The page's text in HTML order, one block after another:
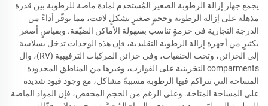
يجمع جهاز إزالة الرطوبة الصغير المُستخدم لمادة ماصة للرطوبة بين قدرة
مذهلة على إزالة الرطوبة وحجمٍ صغيرٍ بشكلٍ لافت، مما يوفّر أداءً من
الدرجة التجارية في حزمةٍ تناسب بسهولة الأماكن الضيّقة. وبقياسٍ أصغر
بكثيرٍ من أجهزة إزالة الرطوبة التقليدية، فإن هذه الوحدات تدخل بسلاسة
إلى الخزائن، وتحت الحنفيات، وفي خزائن المركبات الترفيهية (RV)، وال
comparments التخزينية على القوارب، وغيرها من المناطق المحدودة
المساحة التي تتراكم فيها الرطوبة مسببةً مشاكل، مع وجود قيود شديدة
على المساحة المتاحة. وعلى الرغم من الحجم المخفض، فإن المواد الماصة